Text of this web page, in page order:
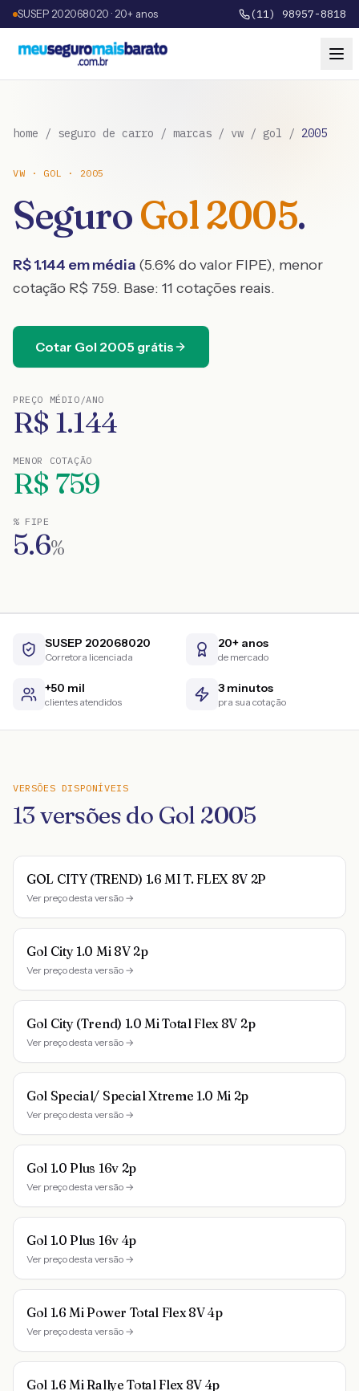
SUSEP 202068020 · 20+ anos (11) 98957-8818
home / seguro de carro / marcas / vw / gol / 2005
VW · GOL · 2005
SeguroGol2005.
R$1.144 em média (5.6% do valor FIPE), menor
cotação R$ 759. Base: 11 cotações reais.
Cotar Gol 2005 grátis
PREÇO MÉDIO/ANO
R$ 1.144
MENOR COTAÇÃO
R$ 759
% FIPE
5.6%
SUSEP 202068020
Corretora licenciada
20+ anos
de mercado
+50 mil
clientes atendidos
3 minutos
pra sua cotação
VERSÕES DISPONÍVEIS
13versões do Gol 2005
GOL CITY (TREND) 1.6 MI T. FLEX 8V 2P
Ver preço desta versão →
Gol City 1.0 Mi 8V 2p
Ver preço desta versão →
Gol City (Trend) 1.0 Mi Total Flex 8V 2p
Ver preço desta versão →
Gol Special/ Special Xtreme 1.0 Mi 2p
Ver preço desta versão →
Gol 1.0 Plus 16v 2p
Ver preço desta versão →
Gol 1.0 Plus 16v 4p
Ver preço desta versão →
Gol 1.6 Mi Power Total Flex 8V 4p
Ver preço desta versão →
Gol 1.6 Mi Rallye Total Flex 8V 4p